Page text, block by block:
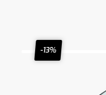
-13%